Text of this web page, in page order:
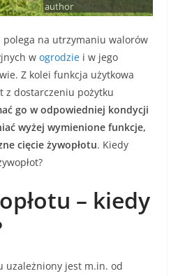
author
na utrzymaniu walorów
w ogrodzie i w jego
Z kolei funkcja użytkowa
z dostarczeniu pożytku
go w odpowiedniej kondycji
wyżej wymienione funkcje,
cięcie żywopłotu. Kiedy
– kiedy
uzależniony jest m.in. od